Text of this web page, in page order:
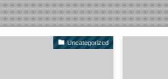
Uncategorized